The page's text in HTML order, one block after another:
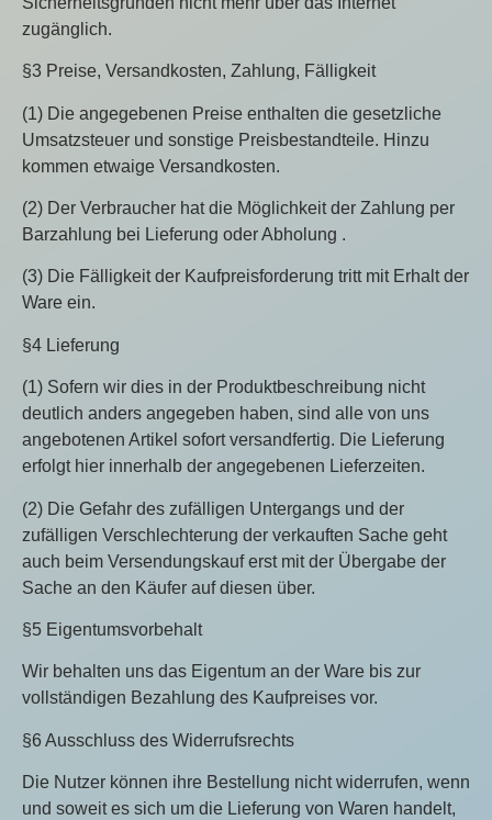
zugänglich.
§3 Preise, Versandkosten, Zahlung, Fälligkeit
(1) Die angegebenen Preise enthalten die gesetzliche
Umsatzsteuer und sonstige Preisbestandteile. Hinzu
kommen etwaige Versandkosten.
(2) Der Verbraucher hat die Möglichkeit der Zahlung per
Barzahlung bei Lieferung oder Abholung .
(3) Die Fälligkeit der Kaufpreisforderung tritt mit Erhalt der
Ware ein.
§4 Lieferung
(1) Sofern wir dies in der Produktbeschreibung nicht
deutlich anders angegeben haben, sind alle von uns
angebotenen Artikel sofort versandfertig. Die Lieferung
erfolgt hier innerhalb der angegebenen Lieferzeiten.
(2) Die Gefahr des zufälligen Untergangs und der
zufälligen Verschlechterung der verkauften Sache geht
auch beim Versendungskauf erst mit der Übergabe der
Sache an den Käufer auf diesen über.
§5 Eigentumsvorbehalt
Wir behalten uns das Eigentum an der Ware bis zur
vollständigen Bezahlung des Kaufpreises vor.
§6 Ausschluss des Widerrufsrechts
Die Nutzer können ihre Bestellung nicht widerrufen, wenn
und soweit es sich um die Lieferung von Waren handelt,